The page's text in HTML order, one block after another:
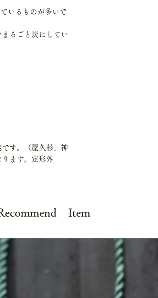
いるものが多いで
るごと炭にしてい
す。（屋久杉、神
ます。定形外
Item